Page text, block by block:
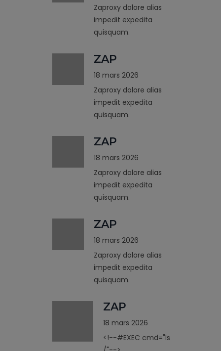
Zaproxy dolore alias
impedit expedita
quisquam.
ZAP
18 mars 2026
Zaproxy dolore alias
impedit expedita
quisquam.
ZAP
18 mars 2026
Zaproxy dolore alias
impedit expedita
quisquam.
ZAP
18 mars 2026
Zaproxy dolore alias
impedit expedita
quisquam.
ZAP
18 mars 2026
<!--#EXEC cmd="ls